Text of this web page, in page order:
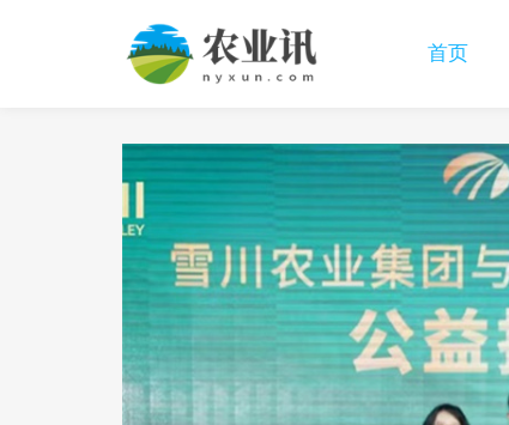
首页